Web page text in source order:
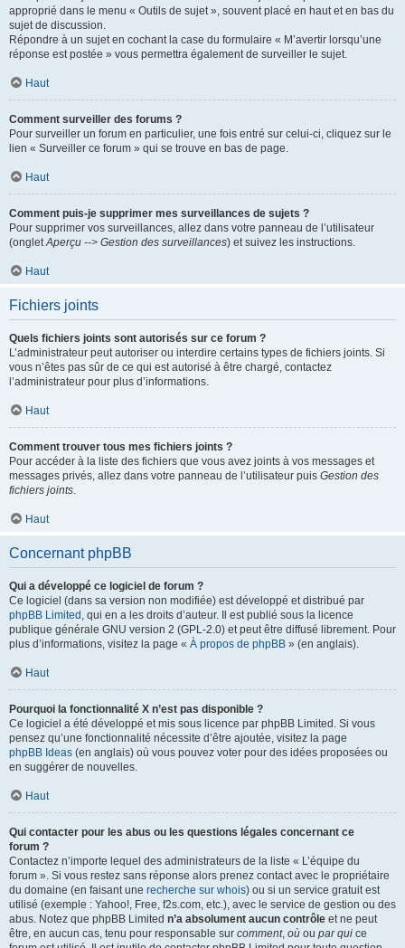
approprié dans le menu « Outils de sujet », souvent placé en haut et en bas du
sujet de discussion.
Répondre à un sujet en cochant la case du formulaire « M’avertir lorsqu’une
réponse est postée » vous permettra également de surveiller le sujet.
Haut
Comment surveiller des forums ?
Pour surveiller un forum en particulier, une fois entré sur celui-ci, cliquez sur le
lien « Surveiller ce forum » qui se trouve en bas de page.
Haut
Comment puis-je supprimer mes surveillances de sujets ?
Pour supprimer vos surveillances, allez dans votre panneau de l’utilisateur
(ongletAperçu --> Gestion des surveillances) et suivez les instructions.
Haut
Fichiers joints
Quels fichiers joints sont autorisés sur ce forum ?
L’administrateur peut autoriser ou interdire certains types de fichiers joints. Si
vous n’êtes pas sûr de ce qui est autorisé à être chargé, contactez
l’administrateur pour plus d’informations.
Haut
Comment trouver tous mes fichiers joints ?
Pour accéder à la liste des fichiers que vous avez joints à vos messages et
messages privés, allez dans votre panneau de l’utilisateur puis Gestion des
fichiers joints.
Haut
Concernant phpBB
Qui a développé ce logiciel de forum ?
Ce logiciel (dans sa version non modifiée) est développé et distribué par
phpBB Limited , qui en a les droits d’auteur. Il est publié sous la licence
publique générale GNU version 2 (GPL-2.0) et peut être diffusé librement. Pour
plus d’informations, visitez la page « À propos de phpBB » (en anglais).
Haut
Pourquoi la fonctionnalité X n’est pas disponible ?
Ce logiciel a été développé et mis sous licence par phpBB Limited. Si vous
pensez qu’une fonctionnalité nécessite d’être ajoutée, visitez la page
phpBB Ideas (en anglais) où vous pouvez voter pour des idées proposées ou
en suggérer de nouvelles.
Haut
Qui contacter pour les abus ou les questions légales concernant ce
forum ?
Contactez n’importe lequel des administrateurs de la liste « L’équipe du
forum ». Si vous restez sans réponse alors prenez contact avec le propriétaire
du domaine (en faisant une recherche sur whois) ou si un service gratuit est
utilisé (exemple : Yahoo!, Free, f2s.com, etc.), avec le service de gestion ou des
abus. Notez que phpBB Limited n’a absolument aucun contrôle et ne peut
être, en aucun cas, tenu pour responsable sur comment, où ou par qui ce